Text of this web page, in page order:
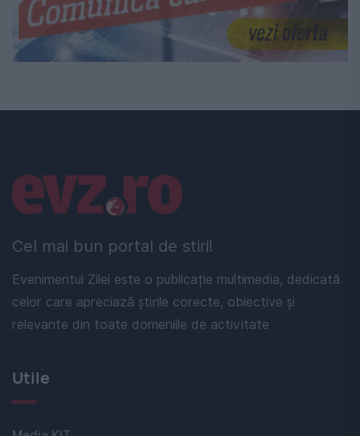
Cel mai bun portal de stiri!
Evenimentul Zilei este o publicație multimedia, dedicată
celor care apreciază știrile corecte, obiective și
relevante din toate domeniile de activitate
Linkuri utile
Utile